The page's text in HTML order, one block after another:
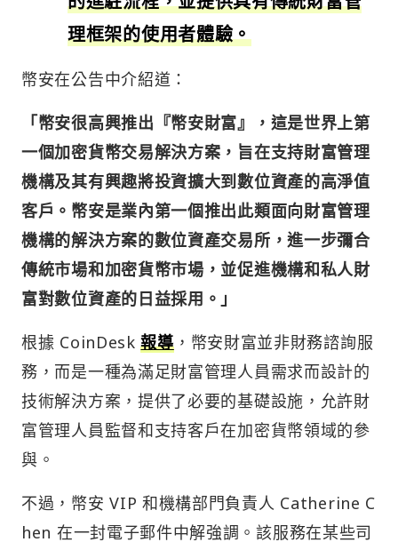
理框架的使用者體驗。
幣安在公告中介紹道：
「幣安很高興推出『幣安財富』，這是世界上第
一個加密貨幣交易解決方案，旨在支持財富管理
機構及其有興趣將投資擴大到數位資產的高淨值
客戶。幣安是業內第一個推出此類面向財富管理
機構的解決方案的數位資產交易所，進一步彌合
傳統市場和加密貨幣市場，並促進機構和私人財
富對數位資產的日益採用。」
根據 CoinDesk報導，幣安財富並非財務諮詢服
務，而是一種為滿足財富管理人員需求而設計的
技術解決方案，提供了必要的基礎設施，允許財
富管理人員監督和支持客戶在加密貨幣領域的參
與。
不過，幣安 VIP 和機構部門負責人 Catherine C
hen 在一封電子郵件中解強調。該服務在某些司